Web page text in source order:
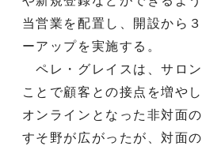
当営業を配置し、開設から
ーアップを実施する。
ペレ・グレイスは、サロ
ことで顧客との接点を増や
オンラインとなった非対面
すそ野が広がったが、対面